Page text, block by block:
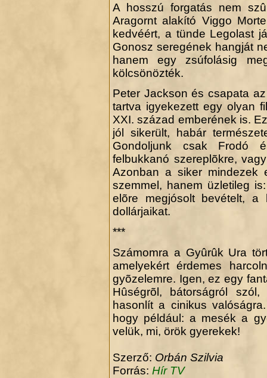
A hosszú forgatás nem
Aragornt alakító Viggo
kedvéért, a tünde Legolast
Gonosz seregének hangját
hanem egy zsúfolásig
kölcsönözték.
Peter Jackson és csapata
tartva igyekezett egy olyan
XXI. század emberének is.
jól sikerült, habár
Gondoljunk csak Frodó
felbukkanó szereplõkre,
Azonban a siker mindezek
szemmel, hanem üzletileg
elõre megjósolt bevételt, a
dollárjaikat.
***
Számomra a Gyûrûk Ura
amelyekért érdemes
gyõzelemre. Igen, ez egy
Hûségrõl, bátorságról
hasonlít a cinikus
hogy például: a mesék a
velük, mi, örök gyerekek!
Szerző: Orbán Szilvia
Forrás: Hír TV